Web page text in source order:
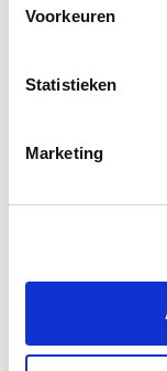
Voorkeuren
Statistieken
Marketing
Jaar van
Naar het